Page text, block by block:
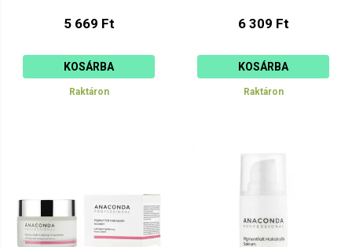
5 669 Ft
KOSÁRBA
Raktáron
6 309 Ft
KOSÁRBA
Raktáron